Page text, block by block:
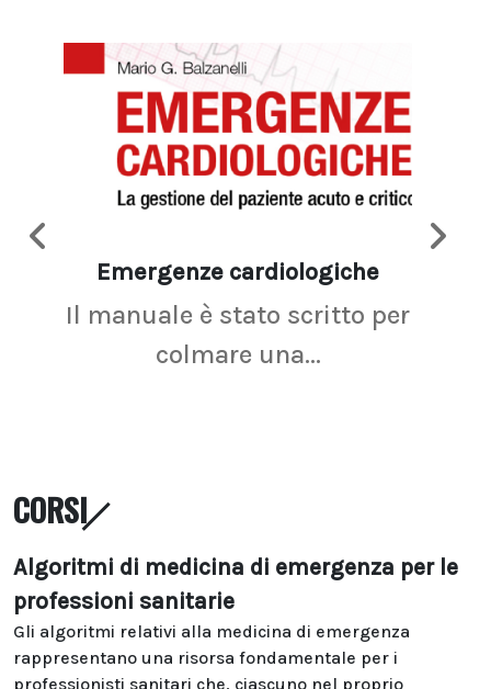
Emergenze cardiologiche
Il manuale è stato scritto per
colmare una...
CORSI
Algoritmi di medicina di emergenza per le
professioni sanitarie
Gli algoritmi relativi alla medicina di emergenza
rappresentano una risorsa fondamentale per i
professionisti sanitari che, ciascuno nel proprio